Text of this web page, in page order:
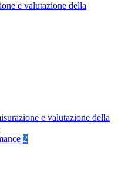
e valutazione della
e valutazione della
2